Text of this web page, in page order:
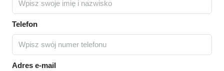
Telefon
Adres e-mail